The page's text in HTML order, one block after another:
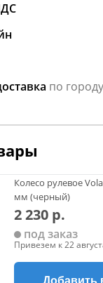
по городу
Колесо рулевое
мм (черный)
2 230 р.
под заказ
Привезем к 22
Добавить